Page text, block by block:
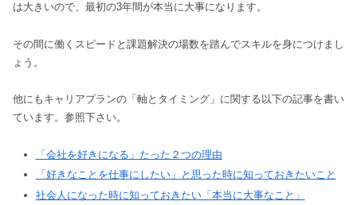
は大きいので、最初の3年間が本当に大事になります。
その間に働くスピードと課題解決の場数を踏んでスキルを身につけまし
ょう。
他にもキャリアプランの「軸とタイミング」に関する以下の記事を書い
ています。参照下さい。
「会社を好きになる」たった２つの理由
「好きなことを仕事にしたい」と思った時に知っておきたいこと
社会人になった時に知っておきたい「本当に大事なこと」